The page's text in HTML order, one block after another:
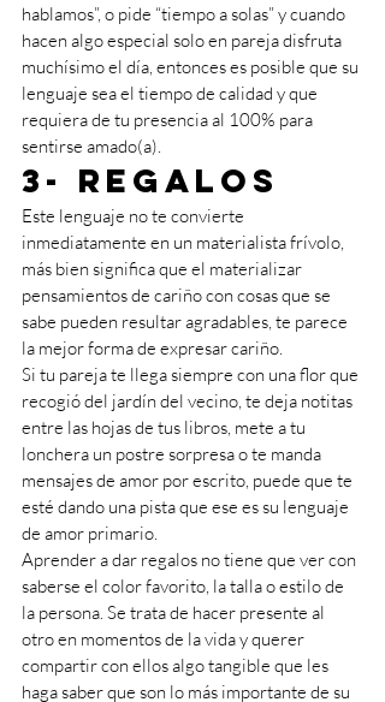
hablamos”, o pide “tiempo a solas” y cuando
hacen algo especial solo en pareja disfruta
muchísimo el día, entonces es posible que su
lenguaje sea el tiempo de calidad y que
requiera de tu presencia al 100% para
sentirse amado(a).
3- Regalos
Este lenguaje no te convierte
inmediatamente en un materialista frívolo,
más bien significa que el materializar
pensamientos de cariño con cosas que se
sabe pueden resultar agradables, te parece
la mejor forma de expresar cariño.
Si tu pareja te llega siempre con una flor que
recogió del jardín del vecino, te deja notitas
entre las hojas de tus libros, mete a tu
lonchera un postre sorpresa o te manda
mensajes de amor por escrito, puede que te
esté dando una pista que ese es su lenguaje
de amor primario.
Aprender a dar regalos no tiene que ver con
saberse el color favorito, la talla o estilo de
la persona. Se trata de hacer presente al
otro en momentos de la vida y querer
compartir con ellos algo tangible que les
haga saber que son lo más importante de su